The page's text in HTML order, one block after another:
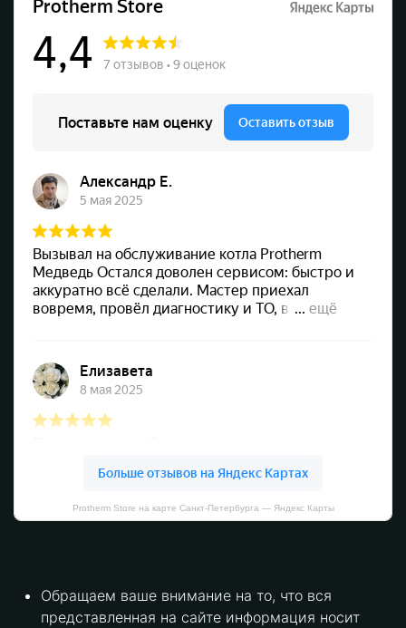
Protherm Store на карте Санкт‑Петербурга — Яндекс Карты
Обращаем ваше внимание на то, что вся
представленная на сайте информация носит